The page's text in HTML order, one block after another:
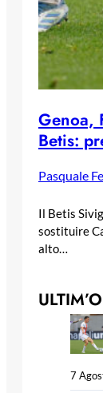
Genoa,
Betis:
Pasquale
Il Betis
sostituire
alto…
7